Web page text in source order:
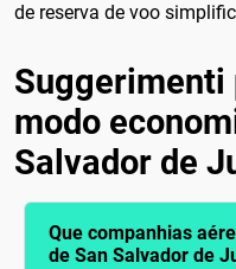
de reserva de voo
Suggerimenti
modo
Salvador de
Que companhias
de San Salvador de